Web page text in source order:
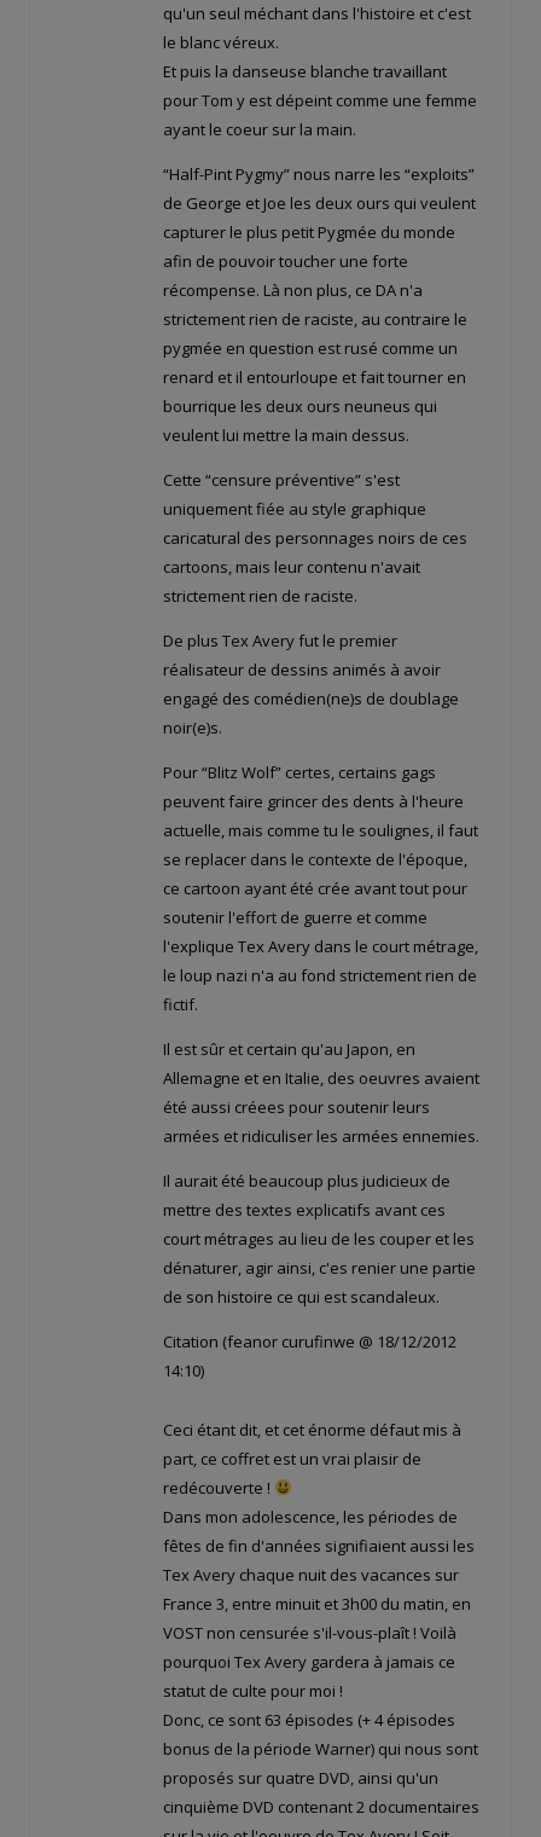
qu'un seul méchant dans l'histoire et c'est
le blanc véreux.
Et puis la danseuse blanche travaillant
pour Tom y est dépeint comme une femme
ayant le coeur sur la main.
“Half-Pint Pygmy” nous narre les “exploits”
de George et Joe les deux ours qui veulent
capturer le plus petit Pygmée du monde
afin de pouvoir toucher une forte
récompense. Là non plus, ce DA n'a
strictement rien de raciste, au contraire le
pygmée en question est rusé comme un
renard et il entourloupe et fait tourner en
bourrique les deux ours neuneus qui
veulent lui mettre la main dessus.
Cette “censure préventive” s'est
uniquement fiée au style graphique
caricatural des personnages noirs de ces
cartoons, mais leur contenu n'avait
strictement rien de raciste.
De plus Tex Avery fut le premier
réalisateur de dessins animés à avoir
engagé des comédien(ne)s de doublage
noir(e)s.
Pour “Blitz Wolf” certes, certains gags
peuvent faire grincer des dents à l'heure
actuelle, mais comme tu le soulignes, il faut
se replacer dans le contexte de l'époque,
ce cartoon ayant été crée avant tout pour
soutenir l'effort de guerre et comme
l'explique Tex Avery dans le court métrage,
le loup nazi n'a au fond strictement rien de
fictif.
Il est sûr et certain qu'au Japon, en
Allemagne et en Italie, des oeuvres avaient
été aussi créees pour soutenir leurs
armées et ridiculiser les armées ennemies.
Il aurait été beaucoup plus judicieux de
mettre des textes explicatifs avant ces
court métrages au lieu de les couper et les
dénaturer, agir ainsi, c'es renier une partie
de son histoire ce qui est scandaleux.
Citation (feanor curufinwe @ 18/12/2012
14:10)
Ceci étant dit, et cet énorme défaut mis à
part, ce coffret est un vrai plaisir de
redécouverte !
Dans mon adolescence, les périodes de
fêtes de fin d'années signifiaient aussi les
Tex Avery chaque nuit des vacances sur
France 3, entre minuit et 3h00 du matin, en
VOST non censurée s'il-vous-plaît ! Voilà
pourquoi Tex Avery gardera à jamais ce
statut de culte pour moi !
Donc, ce sont 63 épisodes (+ 4 épisodes
bonus de la période Warner) qui nous sont
proposés sur quatre DVD, ainsi qu'un
cinquième DVD contenant 2 documentaires